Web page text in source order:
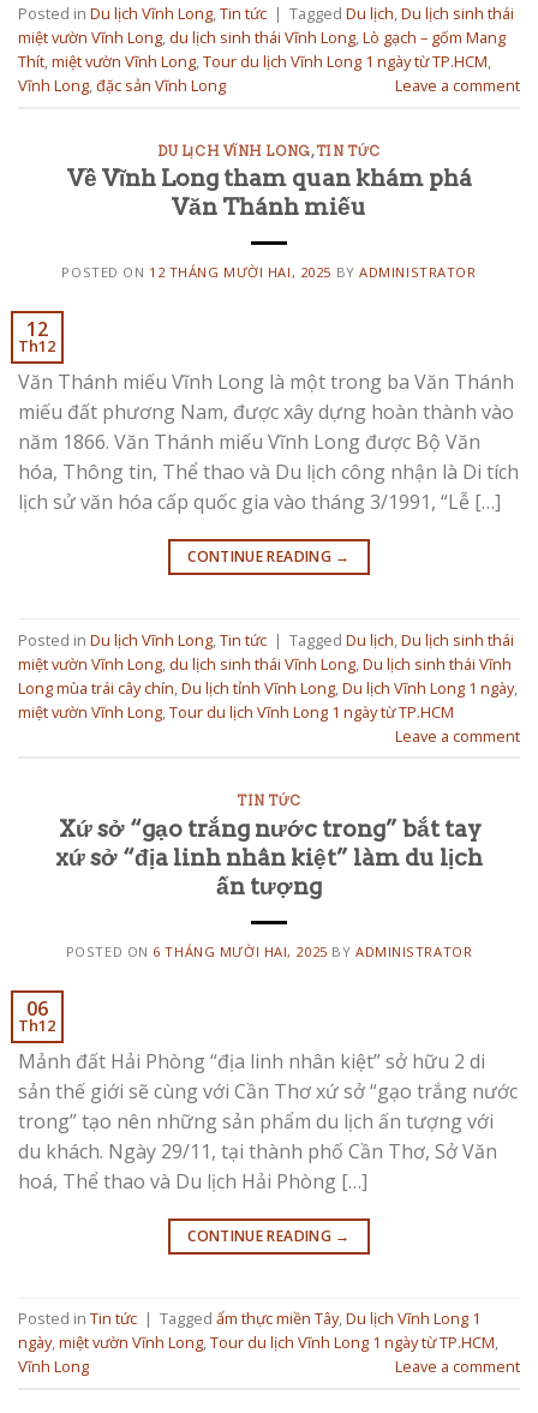
Posted in Du lịch Vĩnh Long,Tin tức | Tagged Du lịch,Du lịch sinh thái
miệt vườn Vĩnh Long, du lịch sinh thái Vĩnh Long,Lò gạch – gốm Mang
Thít,miệt vườn Vĩnh Long,Tour du lịch Vĩnh Long 1 ngày từ TP.HCM,
Vĩnh Long,đặc sản Vĩnh Long Leave a comment
DU LỊCH VĨNH LONG,TIN TỨC
Về Vĩnh Long tham quan khám phá
Văn Thánh miếu
POSTED ON 12 THÁNG MƯỜI HAI, 2025 BYADMINISTRATOR
12
Th12
Văn Thánh miếu Vĩnh Long là một trong ba Văn Thánh
miếu đất phương Nam, được xây dựng hoàn thành vào
năm 1866. Văn Thánh miếu Vĩnh Long được Bộ Văn
hóa, Thông tin, Thể thao và Du lịch công nhận là Di tích
lịch sử văn hóa cấp quốc gia vào tháng 3/1991, “Lễ […]
CONTINUE READING →
Posted in Du lịch Vĩnh Long Tin tức | Tagged Du lịch Du lịch sinh thái
miệt vườn Vĩnh Long du lịch sinh thái Vĩnh Long Du lịch sinh thái Vĩnh
Long mùa trái cây chín Du lịch tỉnh Vĩnh Long Du lịch Vĩnh Long 1 ngày,
miệt vườn Vĩnh Long Tour du lịch Vĩnh Long 1 ngày từ TP.HCM
Leave a comment
TIN TỨC
Xứ sở “gạo trắng nước trong” bắt tay
xứ sở “địa linh nhân kiệt” làm du lịch
ấn tượng
POSTED ON 6 THÁNG MƯỜI HAI, 2025 BY ADMINISTRATOR
06
Th12
Mảnh đất Hải Phòng “địa linh nhân kiệt” sở hữu 2 di
sản thế giới sẽ cùng với Cần Thơ xứ sở “gạo trắng nước
trong” tạo nên những sản phẩm du lịch ấn tượng với
du khách. Ngày 29/11, tại thành phố Cần Thơ, Sở Văn
hoá, Thể thao và Du lịch Hải Phòng […]
CONTINUE READING →
Posted in Tin tức | Tagged ẩm thực miền Tây,Du lịch Vĩnh Long 1
ngày,miệt vườn Vĩnh Long,Tour du lịch Vĩnh Long 1 ngày từ TP.HCM,
Vĩnh Long
Leave a comment